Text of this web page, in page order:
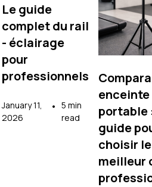
Le guide
complet du rail
- éclairage
pour
professionnels
January 11,
2026
• 5 min
read
enceinte
portable
guide
choisir le
meilleur